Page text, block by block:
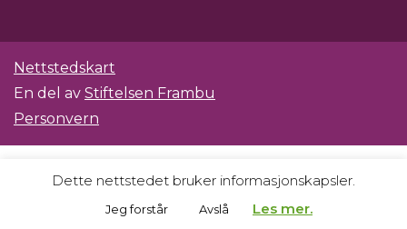
Nettstedskart
En del av Stiftelsen Frambu
Personvern
Dette nettstedet bruker informasjonskapsler.
Jeg forstår Avslå Les mer.